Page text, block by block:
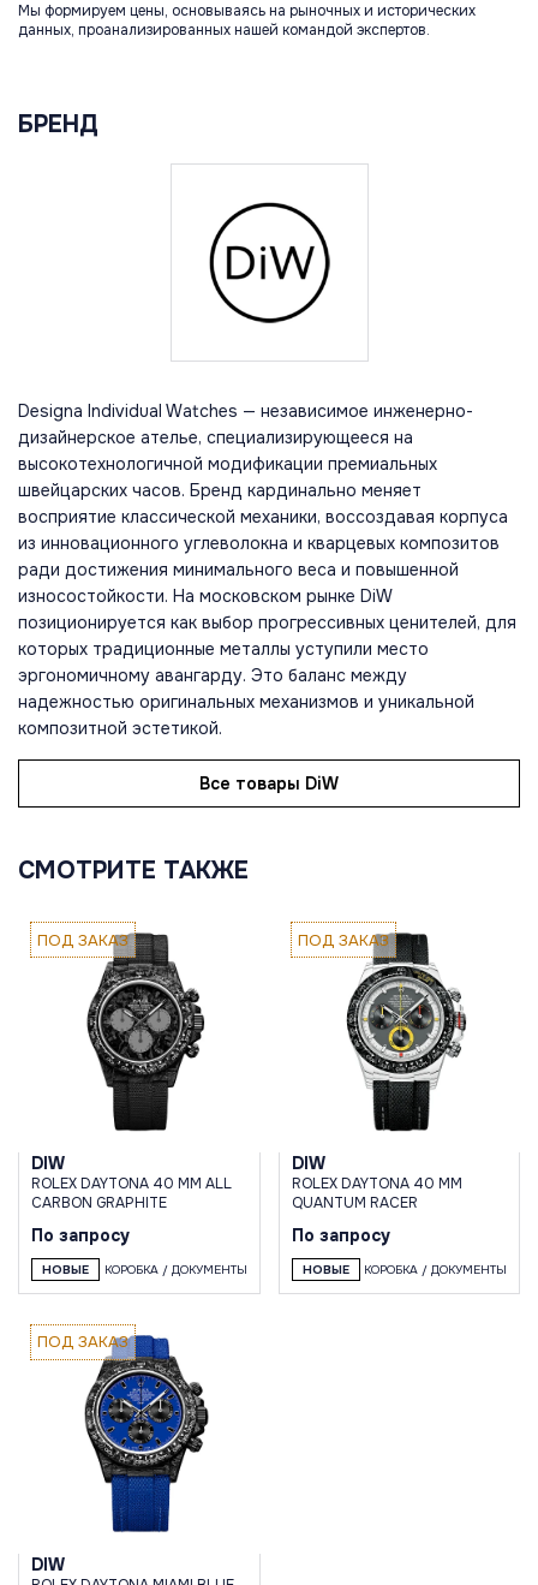
Мы формируем цены, основываясь на рыночных и исторических
данных, проанализированных нашей командой экспертов.
БРЕНД
Designa Individual Watches — независимое инженерно-
дизайнерское ателье, специализирующееся на
высокотехнологичной модификации премиальных
швейцарских часов. Бренд кардинально меняет
восприятие классической механики, воссоздавая корпуса
из инновационного углеволокна и кварцевых композитов
ради достижения минимального веса и повышенной
износостойкости. На московском рынке DiW
позиционируется как выбор прогрессивных ценителей, для
которых традиционные металлы уступили место
эргономичному авангарду. Это баланс между
надежностью оригинальных механизмов и уникальной
композитной эстетикой.
Все товары DiW
СМОТРИТЕ ТАКЖЕ
ПОД ЗАКАЗ
DIW
ROLEX DAYTONA 40 MM ALL
CARBON GRAPHITE
По запросу
НОВЫЕ КОРОБКА / ДОКУМЕНТЫ
ПОД ЗАКАЗ
DIW
ROLEX DAYTONA 40 MM
QUANTUM RACER
По запросу
НОВЫЕ КОРОБКА / ДОКУМЕНТЫ
ПОД ЗАКАЗ
DIW